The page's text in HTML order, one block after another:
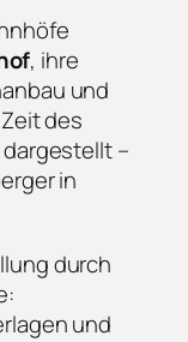
, ihre
und
des
–
in
durch
und